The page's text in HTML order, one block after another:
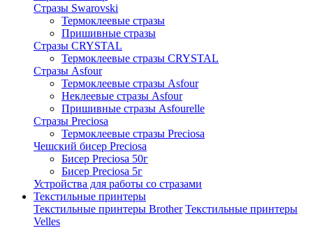
Стразы Swarovski
Термоклеевые стразы
Пришивные стразы
Стразы CRYSTAL
Термоклеевые стразы CRYSTAL
Стразы Asfour
Термоклеевые стразы Asfour
Неклеевые стразы Asfour
Пришивные стразы Asfourelle
Стразы Preciosa
Термоклеевые стразы Preciosa
Чешский бисер Preciosa
Бисер Preciosa 50г
Бисер Preciosa 5г
Устройства для работы со стразами
Текстильные принтеры
Текстильные принтеры Brother Текстильные принтеры
Velles